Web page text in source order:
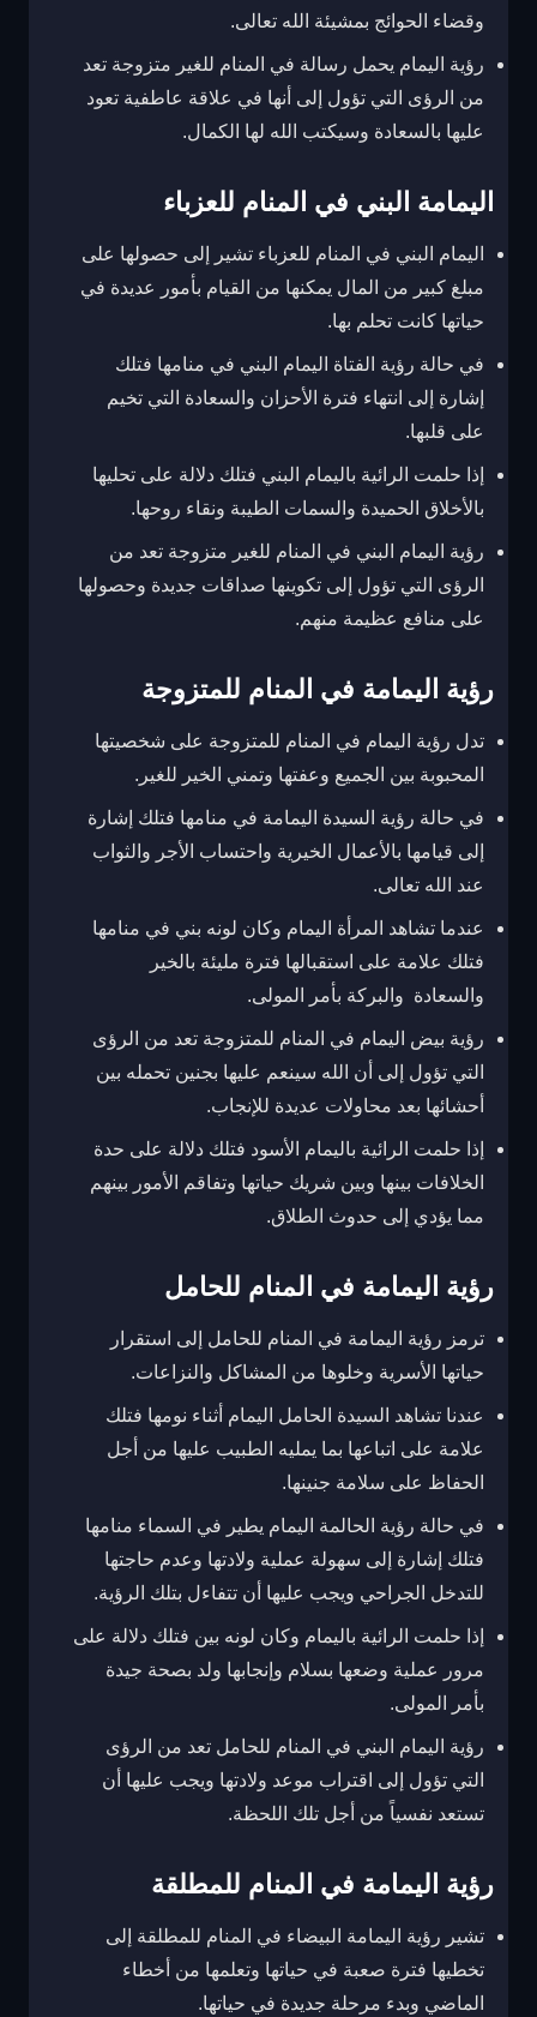
وقضاء الحوائج بمشيئة الله تعالى.
رؤية اليمام يحمل رسالة في المنام للغير متزوجة تعد
من الرؤى التي تؤول إلى أنها في علاقة عاطفية تعود
عليها بالسعادة وسيكتب الله لها الكمال.
اليمامة البني في المنام للعزباء
اليمام البني في المنام للعزباء تشير إلى حصولها على
مبلغ كبير من المال يمكنها من القيام بأمور عديدة في
حياتها كانت تحلم بها.
في حالة رؤية الفتاة اليمام البني في منامها فتلك
إشارة إلى انتهاء فترة الأحزان والسعادة التي تخيم
على قلبها.
إذا حلمت الرائية باليمام البني فتلك دلالة على تحليها
بالأخلاق الحميدة والسمات الطيبة ونقاء روحها.
رؤية اليمام البني في المنام للغير متزوجة تعد من
الرؤى التي تؤول إلى تكوينها صداقات جديدة وحصولها
على منافع عظيمة منهم.
رؤية اليمامة في المنام للمتزوجة
تدل رؤية اليمام في المنام للمتزوجة على شخصيتها
المحبوبة بين الجميع وعفتها وتمني الخير للغير.
في حالة رؤية السيدة اليمامة في منامها فتلك إشارة
إلى قيامها بالأعمال الخيرية واحتساب الأجر والثواب
عند الله تعالى.
عندما تشاهد المرأة اليمام وكان لونه بني في منامها
فتلك علامة على استقبالها فترة مليئة بالخير
والسعادة والبركة بأمر المولى.
رؤية بيض اليمام في المنام للمتزوجة تعد من الرؤى
التي تؤول إلى أن الله سينعم عليها بجنين تحمله بين
أحشائها بعد محاولات عديدة للإنجاب.
إذا حلمت الرائية باليمام الأسود فتلك دلالة على حدة
الخلافات بينها وبين شريك حياتها وتفاقم الأمور بينهم
مما يؤدي إلى حدوث الطلاق.
رؤية اليمامة في المنام للحامل
ترمز رؤية اليمامة في المنام للحامل إلى استقرار
حياتها الأسرية وخلوها من المشاكل والنزاعات.
عندنا تشاهد السيدة الحامل اليمام أثناء نومها فتلك
علامة على اتباعها بما يمليه الطبيب عليها من أجل
الحفاظ على سلامة جنينها.
في حالة رؤية الحالمة اليمام يطير في السماء منامها
فتلك إشارة إلى سهولة عملية ولادتها وعدم حاجتها
للتدخل الجراحي ويجب عليها أن تتفاءل بتلك الرؤية.
إذا حلمت الرائية باليمام وكان لونه بين فتلك دلالة على
مرور عملية وضعها بسلام وإنجابها ولد بصحة جيدة
بأمر المولى.
رؤية اليمام البني في المنام للحامل تعد من الرؤى
التي تؤول إلى اقتراب موعد ولادتها ويجب عليها أن
تستعد نفسياً من أجل تلك اللحظة.
رؤية اليمامة في المنام للمطلقة
تشير رؤية اليمامة البيضاء في المنام للمطلقة إلى
تخطيها فترة صعبة في حياتها وتعلمها من أخطاء
الماضي وبدء مرحلة جديدة في حياتها.